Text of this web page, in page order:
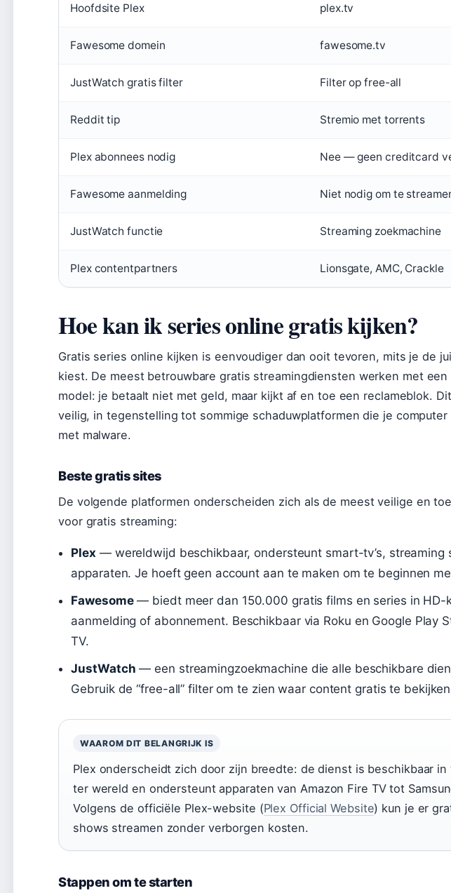
Hoofdsite Plex plex.tv
Fawesome domein fawesome.tv
JustWatch gratis filter Filter op free-all
Reddit tip Stremio met torrents
Plex abonnees nodig Nee — geen creditcard
Fawesome aanmelding Niet nodig om te
JustWatch functie Streaming zoekmachine
Plex contentpartners Lionsgate, AMC, Crackle
Hoe kan ik series online gratis kijken?
Gratis series online kijken is eenvoudiger dan ooit tevoren, mits je de
kiest. De meest betrouwbare gratis streamingdiensten werken met
model: je betaalt niet met geld, maar kijkt af en toe een reclameblok.
veilig, in tegenstelling tot sommige schaduwplatformen die je
met malware.
Beste gratis sites
De volgende platformen onderscheiden zich als de meest veilige en
voor gratis streaming:
Plex — wereldwijd beschikbaar, ondersteunt smart-tv’s, streaming
apparaten. Je hoeft geen account aan te maken om te beginnen
Fawesome— biedt meer dan 150.000 gratis films en series in HD-
aanmelding of abonnement. Beschikbaar via Roku en Google Play
TV.
JustWatch — een streamingzoekmachine die alle beschikbare
Gebruik de “free-all” filter om te zien waar content gratis te
WAAROM DIT BELANGRIJK IS
Plex onderscheidt zich door zijn breedte: de dienst is beschikbaar in
ter wereld en ondersteunt apparaten van Amazon Fire TV tot
Volgens de officiële Plex-website (Plex Official Website) kun je er
shows streamen zonder verborgen kosten.
Stappen om te starten